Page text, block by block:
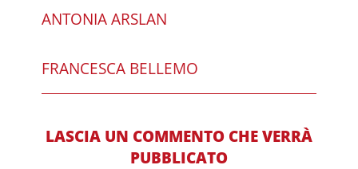
ANTONIA ARSLAN
FRANCESCA BELLEMO
LASCIA UN COMMENTO CHE VERRÀ
PUBBLICATO